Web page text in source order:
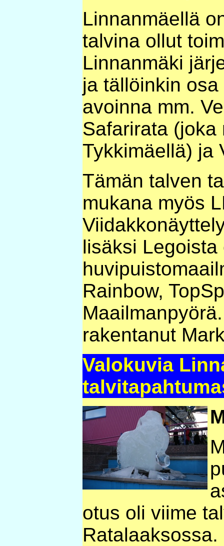
Linnanmäellä
talvina ollut
Linnanmäki
ja tällöinkin
avoinna mm.
Safarirata
Tykkimäellä) ja
Tämän talven
mukana myös
lisäksi
Rainbow,
rakentanut
Valokuvia
otus oli viime
Ratalaaksossa.